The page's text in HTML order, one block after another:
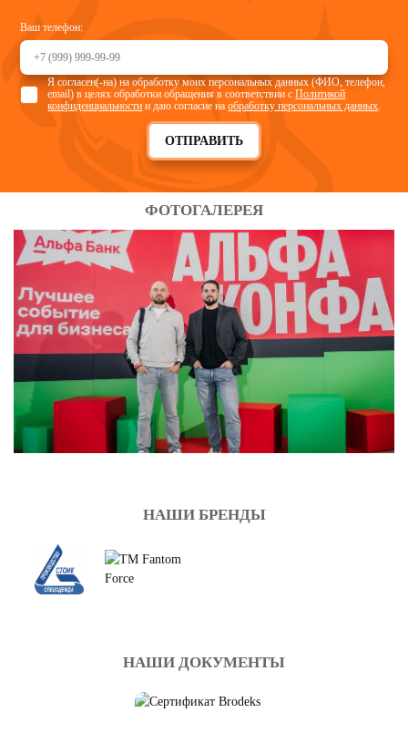
Ваш телефон:
ОТПРАВИТЬ
Я согласен(-на) на обработку моих персональных данных (ФИО, телефон,
email) в целях обработки обращения в соответствии сПолитикой
конфиденциальности и даю согласие наобработку персональных данных.
ФОТОГАЛЕРЕЯ
НАШИ БРЕНДЫ
НАШИ ДОКУМЕНТЫ